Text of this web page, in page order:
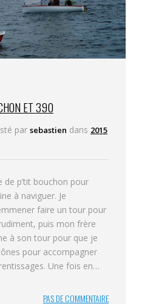
ET 390
par sebastien dans 2015
de p’tit bouchon pour
à naviguer. Je
faire un tour pour
puis mon frère
à son tour pour que je
pour accompagner
Une fois en…
PAS DE COMMENTAIRE